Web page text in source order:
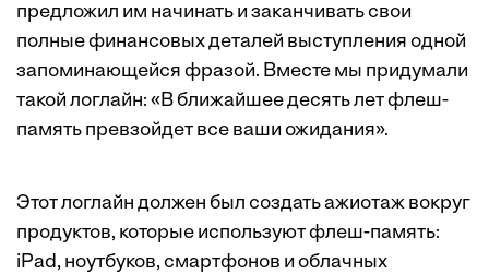
предложил им начинать и заканчивать свои
полные финансовых деталей выступления одной
запоминающейся фразой. Вместе мы придумали
такой логлайн: «В ближайшее десять лет флеш-
память превзойдет все ваши ожидания».
Этот логлайн должен был создать ажиотаж вокруг
продуктов, которые используют флеш-память:
iPad, ноутбуков, смартфонов и облачных